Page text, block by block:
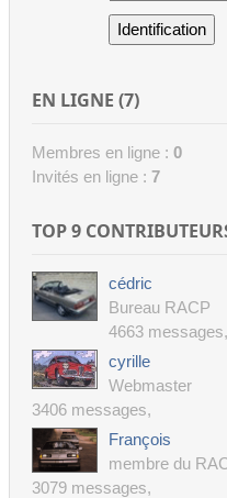
EN LIGNE (7)
Membres en ligne : 0
Invités en ligne : 7
TOP 9
cédric
Bureau RACP
4663 messages,
cyrille
Webmaster
3406 messages,
François
membre du
3079 messages,